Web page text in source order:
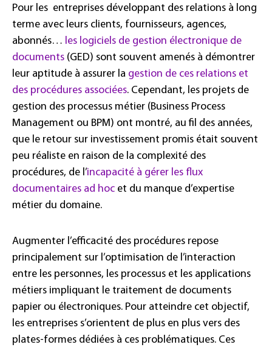
Pour les entreprises développant des relations à long
terme avec leurs clients, fournisseurs, agences,
abonnés… les logiciels de gestion électronique de
documents (GED) sont souvent amenés à démontrer
leur aptitude à assurer la gestion de ces relations et
des procédures associées. Cependant, les projets de
gestion des processus métier (Business Process
Management ou BPM) ont montré, au fil des années,
que le retour sur investissement promis était souvent
peu réaliste en raison de la complexité des
procédures, de l’incapacité à gérer les flux
documentaires ad hoc et du manque d’expertise
métier du domaine.
Augmenter l’efficacité des procédures repose
principalement sur l’optimisation de l’interaction
entre les personnes, les processus et les applications
métiers impliquant le traitement de documents
papier ou électroniques. Pour atteindre cet objectif,
les entreprises s’orientent de plus en plus vers des
plates-formes dédiées à ces problématiques. Ces